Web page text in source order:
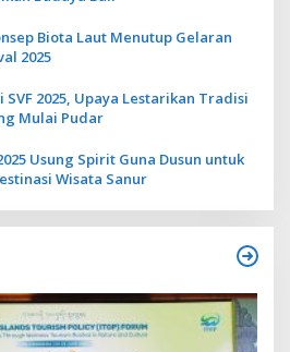
Biota Laut Menutup Gelaran
2025
2025, Upaya Lestarikan Tradisi
Mulai Pudar
Usung Spirit Guna Dusun untuk
Wisata Sanur